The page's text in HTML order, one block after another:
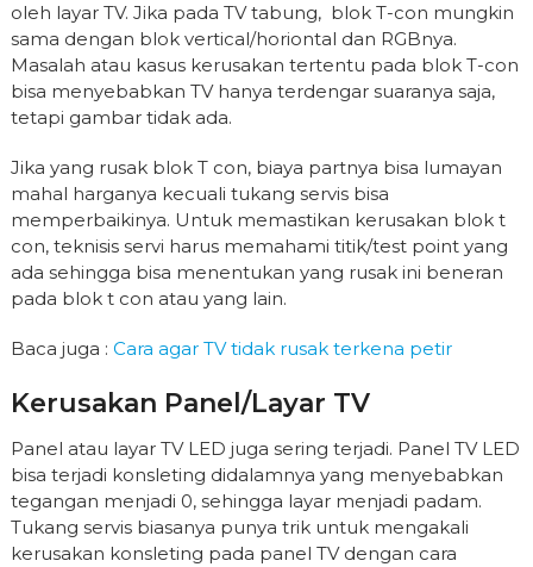
oleh layar TV. Jika pada TV tabung, blok T-con mungkin
sama dengan blok vertical/horiontal dan RGBnya.
Masalah atau kasus kerusakan tertentu pada blok T-con
bisa menyebabkan TV hanya terdengar suaranya saja,
tetapi gambar tidak ada.
Jika yang rusak blok T con, biaya partnya bisa lumayan
mahal harganya kecuali tukang servis bisa
memperbaikinya. Untuk memastikan kerusakan blok t
con, teknisis servi harus memahami titik/test point yang
ada sehingga bisa menentukan yang rusak ini beneran
pada blok t con atau yang lain.
Baca juga : Cara agar TV tidak rusak terkena petir
Kerusakan Panel/layar TV
Panel atau layar TV LED juga sering terjadi. Panel TV LED
bisa terjadi konsleting didalamnya yang menyebabkan
tegangan menjadi 0, sehingga layar menjadi padam.
Tukang servis biasanya punya trik untuk mengakali
kerusakan konsleting pada panel TV dengan cara